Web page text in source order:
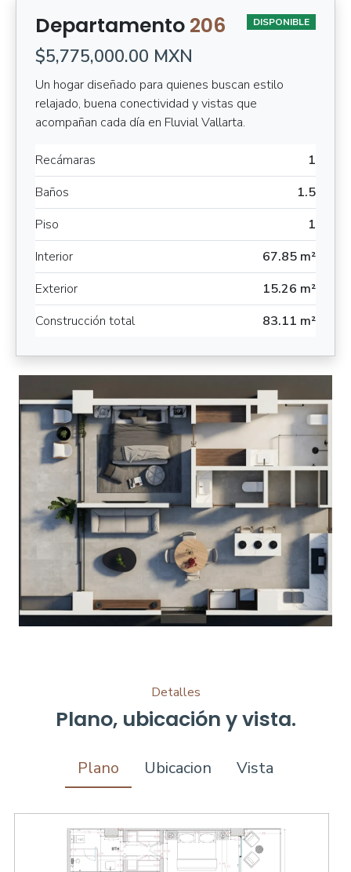
Departamento 206 DISPONIBLE
$5,775,000.00 MXN
Un hogar diseñado para quienes buscan estilo
relajado, buena conectividad y vistas que
acompañan cada día en Fluvial Vallarta.
Recámaras
1
Baños
1.5
Piso
1
Interior
67.85 m²
Exterior
15.26 m²
Construcción total
83.11 m²
Detalles
Plano, ubicación y vista.
Plano Ubicacion Vista